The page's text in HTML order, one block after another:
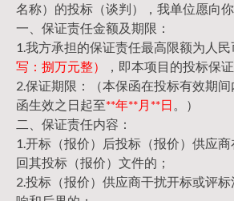
名称）的投标（谈判），我单位愿向
一、保证责任金额及期限：
1.我方承担的保证责任最高限额为人民
写：捌万元整）
，即本项目的投标保证
2.保证期限：（本保函在投标有效期
函生效之日起至**年**月**日 。）
二、保证责任内容：
1.开标（报价）后投标（报价）供应
回其投标（报价）文件的；
2.投标（报价）供应商干扰开标或评